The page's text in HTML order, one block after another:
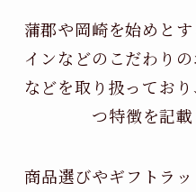
蒲郡や岡崎を始めと
インなどのこだわりの
などを取り扱ってお
つ特徴を記載
商品選びやギフトラ